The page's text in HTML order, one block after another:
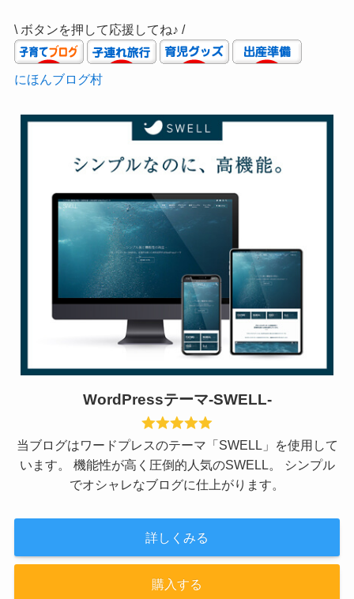
\ ボタンを押して応援してね♪ /
にほんブログ村
WordPressテーマ-SWELL-
当ブログはワードプレスのテーマ「SWELL」を使用して
います。 機能性が高く圧倒的人気のSWELL。 シンプル
でオシャレなブログに仕上がります。
詳しくみる
購入する